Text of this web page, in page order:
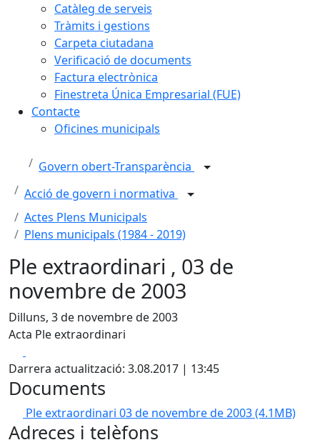
Catàleg de serveis
Tràmits i gestions
Carpeta ciutadana
Verificació de documents
Factura electrònica
Finestreta Única Empresarial (FUE)
Contacte
Oficines municipals
Govern obert-Transparència
Acció de govern i normativa
Actes Plens Municipals
Plens municipals (1984 - 2019)
Ple extraordinari , 03 de
novembre de 2003
Dilluns, 3 de novembre de 2003
Acta Ple extraordinari
Darrera actualització: 3.08.2017 | 13:45
Documents
Ple extraordinari 03 de novembre de 2003(4.1MB)
Adreces i telèfons